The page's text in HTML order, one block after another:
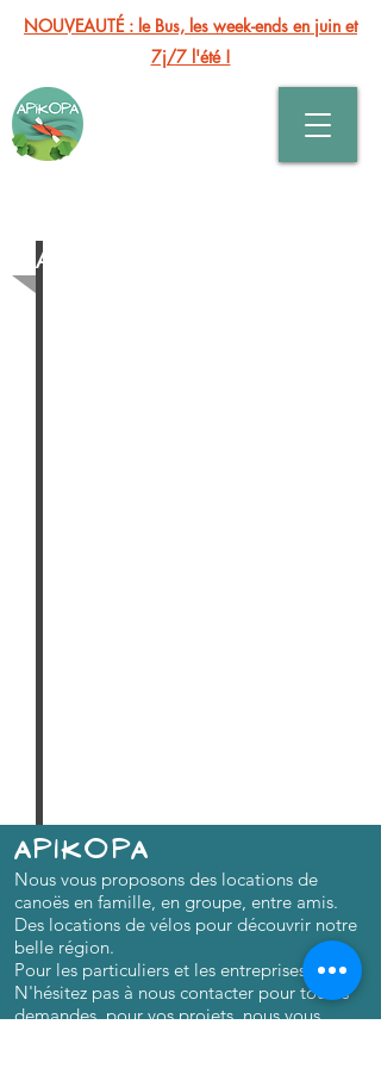
NOUVEAUTÉ : le Bus, les week-ends en juin et
7j/7 l'été !
PARCOURS EVASION
APIKOPA
Nous vous proposons des locations de
canoës en famille, en groupe, entre amis.
Des locations de vélos pour découvrir notre
belle région.
Pour les particuliers et les entreprises.
N'hésitez pas à nous contacter pour toutes
demandes, pour vos projets, nous vous